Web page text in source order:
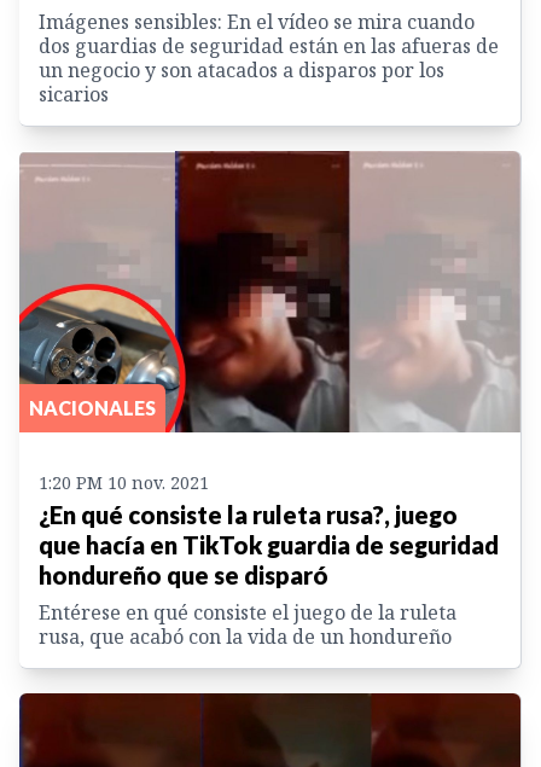
Imágenes sensibles: En el vídeo se mira cuando
dos guardias de seguridad están en las afueras de
un negocio y son atacados a disparos por los
sicarios
NACIONALES
1:20 PM 10 nov. 2021
¿En qué consiste la ruleta rusa?, juego
que hacía en TikTok guardia de seguridad
hondureño que se disparó
Entérese en qué consiste el juego de la ruleta
rusa, que acabó con la vida de un hondureño